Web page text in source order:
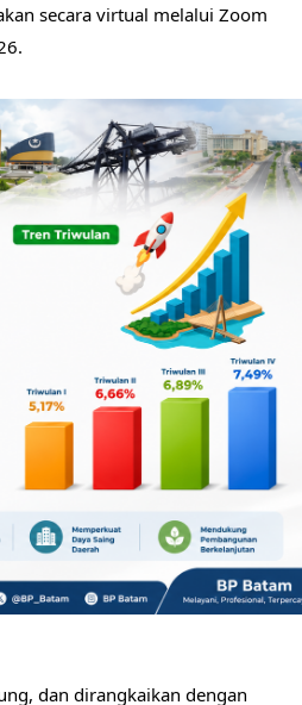
secara virtual melalui Zoom
dan dirangkaikan dengan